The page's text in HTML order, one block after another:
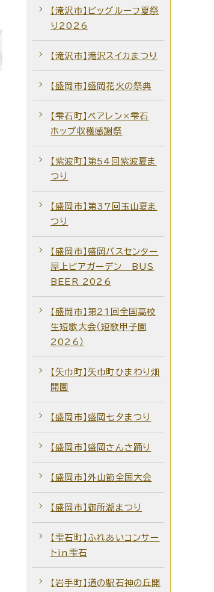
【滝沢市】ビッグルーフ夏祭
り2026
【滝沢市】滝沢スイカまつり
【盛岡市】盛岡花火の祭典
【雫石町】ベアレン×雫石
ホップ収穫感謝祭
【紫波町】第54回紫波夏ま
つり
【盛岡市】第37回玉山夏ま
つり
【盛岡市】盛岡バスセンター
屋上ビアガーデン BUS
BEER 2026
【盛岡市】第21回全国高校
生短歌大会（短歌甲子園
2026）
【矢巾町】矢巾町ひまわり畑
開園
【盛岡市】盛岡七夕まつり
【盛岡市】盛岡さんさ踊り
【盛岡市】外山節全国大会
【盛岡市】御所湖まつり
【雫石町】ふれあいコンサー
トin雫石
【岩手町】道の駅石神の丘開